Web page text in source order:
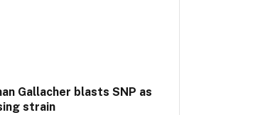
Gallacher blasts SNP as
strain